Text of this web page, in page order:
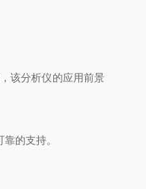
该分析仪的应用前景
的支持。